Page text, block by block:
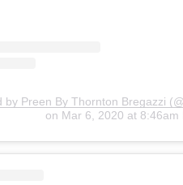
by Preen By Thornton Bregazzi
on Mar 6, 2020 at 8:46am